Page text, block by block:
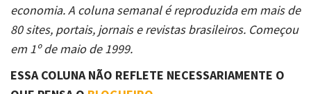
economia. A coluna semanal é reproduzida em mais de
80 sites, portais, jornais e revistas brasileiros. Começou
em 1º de maio de 1999.
ESSA COLUNA NÃO REFLETE NECESSARIAMENTE O